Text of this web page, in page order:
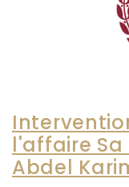
l'affaire Sa
Abdel